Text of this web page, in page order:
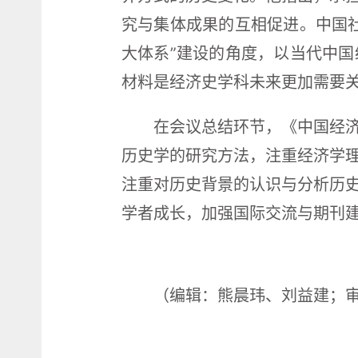
究与集体成果的互相促进。中国
大体系”建设的角度，以当代中
材料是经济史学科未来更加需要
在会议总结环节，《中国经
历史学的研究方法，注重经济学
注重对历史背景的认识与分析历
学者成长，加强国际交流与期刊
（编辑：熊晨玮、刘益建；